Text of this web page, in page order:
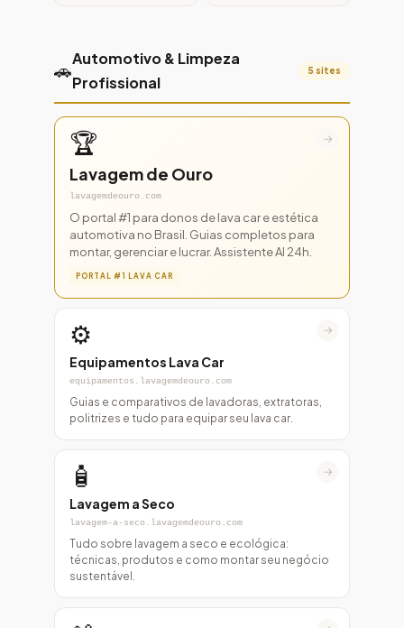
🚗
Automotivo & Limpeza
Profissional
5 sites
→
🏆
Lavagem de Ouro
lavagemdeouro.com
O portal #1 para donos de lava car e estética
automotiva no Brasil. Guias completos para
montar, gerenciar e lucrar. Assistente AI 24h.
PORTAL #1 LAVA CAR
→
⚙️
Equipamentos Lava Car
equipamentos.lavagemdeouro.com
Guias e comparativos de lavadoras, extratoras,
politrizes e tudo para equipar seu lava car.
→
🧴
Lavagem a Seco
lavagem-a-seco.lavagemdeouro.com
Tudo sobre lavagem a seco e ecológica:
técnicas, produtos e como montar seu negócio
sustentável.